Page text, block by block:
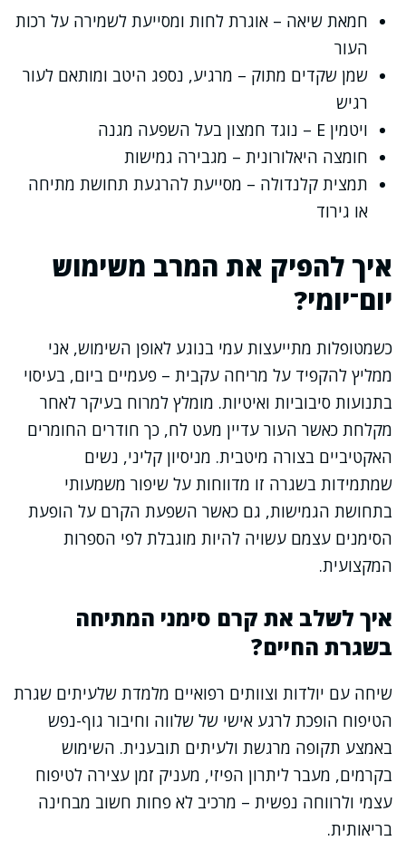
חמאת שיאה – אוגרת לחות ומסייעת לשמירה על רכות
העור
שמן שקדים מתוק – מרגיע, נספג היטב ומותאם לעור
רגיש
ויטמין E – נוגד חמצון בעל השפעה מגנה
חומצה היאלורונית – מגבירה גמישות
תמצית קלנדולה – מסייעת להרגעת תחושת מתיחה
או גירוד
איך להפיק את המרב משימוש
יום־יומי?
כשמטופלות מתייעצות עמי בנוגע לאופן השימוש, אני
ממליץ להקפיד על מריחה עקבית – פעמיים ביום, בעיסוי
בתנועות סיבוביות ואיטיות. מומלץ למרוח בעיקר לאחר
מקלחת כאשר העור עדיין מעט לח, כך חודרים החומרים
האקטיביים בצורה מיטבית. מניסיון קליני, נשים
שמתמידות בשגרה זו מדווחות על שיפור משמעותי
בתחושת הגמישות, גם כאשר השפעת הקרם על הופעת
הסימנים עצמם עשויה להיות מוגבלת לפי הספרות
המקצועית.
איך לשלב את קרם סימני המתיחה
בשגרת החיים?
שיחה עם יולדות וצוותים רפואיים מלמדת שלעיתים שגרת
הטיפוח הופכת לרגע אישי של שלווה וחיבור גוף-נפש
באמצע תקופה מרגשת ולעיתים תובענית. השימוש
בקרמים, מעבר ליתרון הפיזי, מעניק זמן עצירה לטיפוח
עצמי ולרווחה נפשית – מרכיב לא פחות חשוב מבחינה
בריאותית.